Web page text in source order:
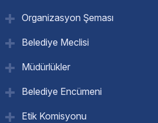
Organizasyon Şeması
Belediye Meclisi
Müdürlükler
Belediye Encümeni
Etik Komisyonu